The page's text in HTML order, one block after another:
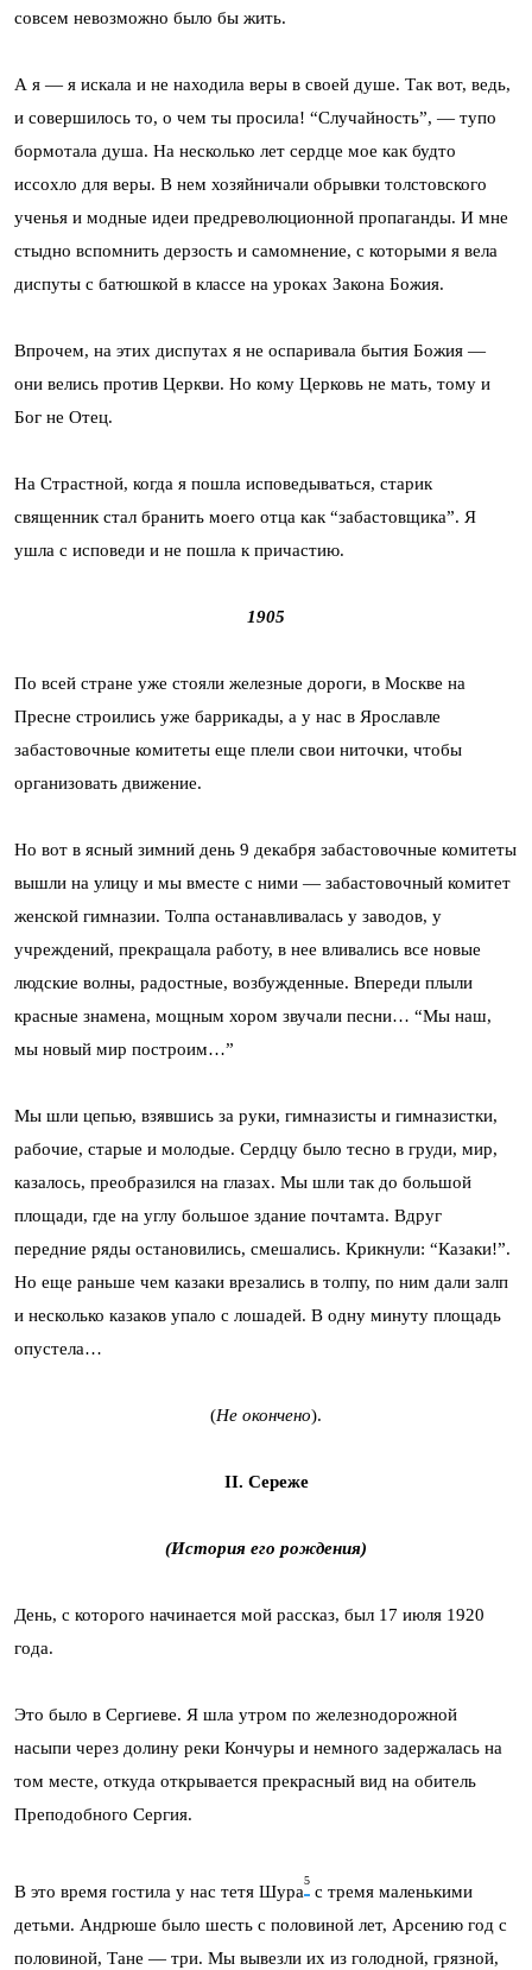
совсем невозможно было бы жить.
А я — я искала и не находила веры в своей душе. Так вот, ведь,
и совершилось то, о чем ты просила! “Случайность”, — тупо
бормотала душа. На несколько лет сердце мое как будто
иссохло для веры. В нем хозяйничали обрывки толстовского
ученья и модные идеи предреволюционной пропаганды. И мне
стыдно вспомнить дерзость и самомнение, с которыми я вела
диспуты с батюшкой в классе на уроках Закона Божия.
Впрочем, на этих диспутах я не оспаривала бытия Божия —
они велись против Церкви. Но кому Церковь не мать, тому и
Бог не Отец.
На Страстной, когда я пошла исповедываться, старик
священник стал бранить моего отца как “забастовщика”. Я
ушла с исповеди и не пошла к причастию.
1905
По всей стране уже стояли железные дороги, в Москве на
Пресне стро­ились уже баррикады, а у нас в Ярославле
забастовочные комитеты еще плели свои ниточки, чтобы
организовать движение.
Но вот в ясный зимний день 9 декабря забастовочные комитеты
вышли на улицу и мы вместе с ними — забастовочный комитет
женской гимназии. Толпа останавливалась у заводов, у
учреждений, прекра­щала работу, в нее вливались все новые
людские волны, радостные, возбужденные. Впереди плыли
красные знамена, мощным хором звучали песни… “Мы наш,
мы новый мир построим…”
Мы шли цепью, взявшись за руки, гимназисты и гимназистки,
рабочие, старые и молодые. Сердцу было тесно в груди, мир,
казалось, преобразился на глазах. Мы шли так до большой
площади, где на углу большое здание почтамта. Вдруг
передние ряды остановились, смешались. Крикнули: “Казаки!”.
Но еще раньше чем казаки врезались в толпу, по ним дали залп
и несколько казаков упало с лошадей. В одну минуту площадь
опустела…
(Не окончено).
II. Cepeжe
(История его рождения)
День, с которого начинается мой рассказ, был 17 июля 1920
года.
Это было в Сергиеве. Я шла утром по железнодорожной
насыпи через долину реки Кончуры и немного задержалась на
том месте, откуда откры­вается прекрасный вид на обитель
Преподобного Сергия.
В это время гостила у нас тетя Шypa
5
c тремя маленькими
детьми. Андрюше было шесть с половиной лет, Арсению год с
половиной, Тане — три. Мы вывезли их из голодной, грязной,